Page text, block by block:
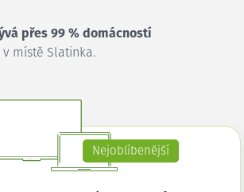
přes 99 % domácností
místě Slatinka.
Nejoblíbenější